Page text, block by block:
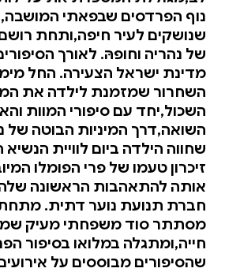
נוף הפרדסים שבפאתי
שנושקים לעיר חיפה,ותחת
של נהריה וחופהּ. לאורך
מדינת ישראל הצעירה. החל
השחרור שמזמנת לילדה את
השכול,יחד עם סיפורי המוות
השואה,דרך המיניות הבוטה של
שחווה הילדה ביום לוויית
זיכרון טעמו של פרי הפומלו
אותה להתאהבות הראשונה שלה
חברת תנועת נוער דתית.
מסתתר סוד משפחתי מעיק
חייה,ומתגלה במלואו בסיפור
שהסיפורים מבוססים על